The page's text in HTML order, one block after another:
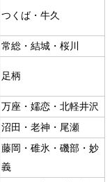
つくば・牛久
常総・結城・桜川
足柄
万座・嬬恋・北軽井沢
沼田・老神・尾瀬
藤岡・碓氷・磯部・妙
義